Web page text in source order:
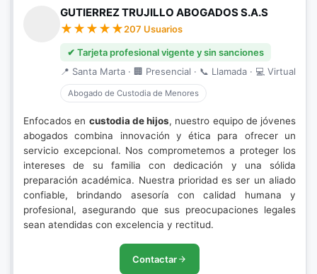
GUTIERREZ TRUJILLO ABOGADOS S.A.S
207 Usuarios
✔ Tarjeta profesional vigente y sin sanciones
📍 Santa Marta · 🏢 Presencial · 📞 Llamada · 💻 Virtual
Abogado de Custodia de Menores
Enfocados en custodia de hijos, nuestro equipo de jóvenes
abogados combina innovación y ética para ofrecer un
servicio excepcional. Nos comprometemos a proteger los
intereses de su familia con dedicación y una sólida
preparación académica. Nuestra prioridad es ser un aliado
confiable, brindando asesoría con calidad humana y
profesional, asegurando que sus preocupaciones legales
sean atendidas con excelencia y rectitud.
Contactar